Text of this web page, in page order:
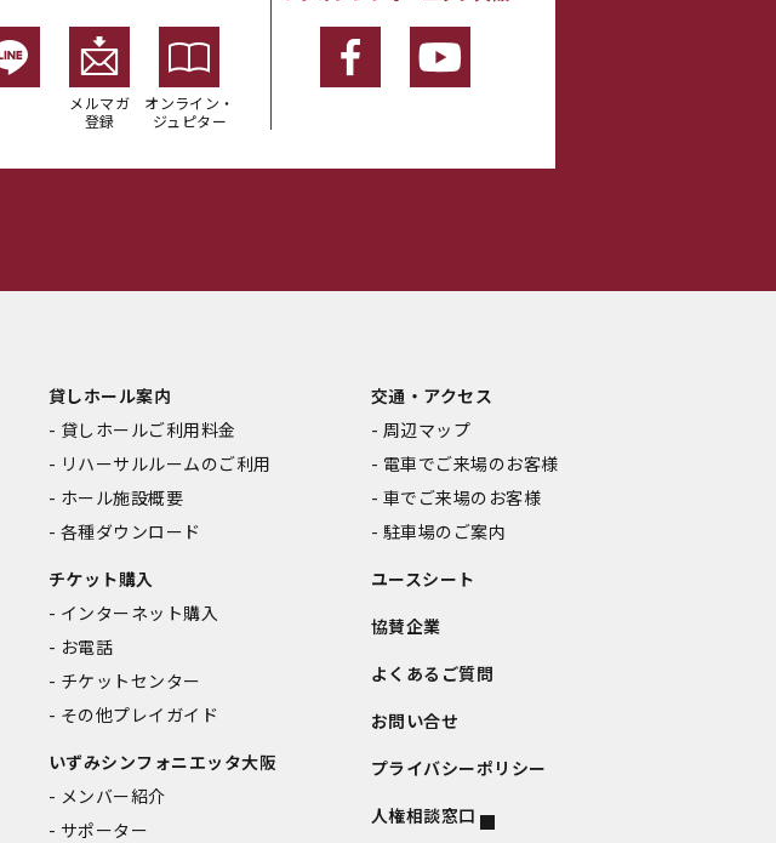
メルマガ
登録
オンライン・
ジュピター
貸しホール案内
貸しホールご利用料金
リハーサルルームのご利用
ホール施設概要
各種ダウンロード
チケット購入
インターネット購入
お電話
チケットセンター
その他プレイガイド
いずみシンフォニエッタ大阪
メンバー紹介
サポーター
交通・アクセス
周辺マップ
電車でご来場のお客様
車でご来場のお客様
駐車場のご案内
ユースシート
協賛企業
よくあるご質問
お問い合せ
プライバシーポリシー
人権相談窓口